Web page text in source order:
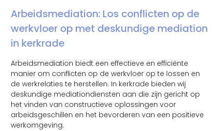
Arbeidsmediation: Los conflicten op de
werkvloer op met deskundige mediation
in kerkrade
Arbeidsmediation biedt een effectieve en efficiënte
manier om conflicten op de werkvloer op te lossen en
de werkrelaties te herstellen. In kerkrade bieden wij
deskundige mediationdiensten aan die zijn gericht op
het vinden van constructieve oplossingen voor
arbeidsgeschillen en het bevorderen van een positieve
werkomgeving.